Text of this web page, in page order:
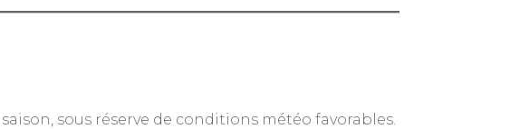
sous réserve de conditions météo favorables.